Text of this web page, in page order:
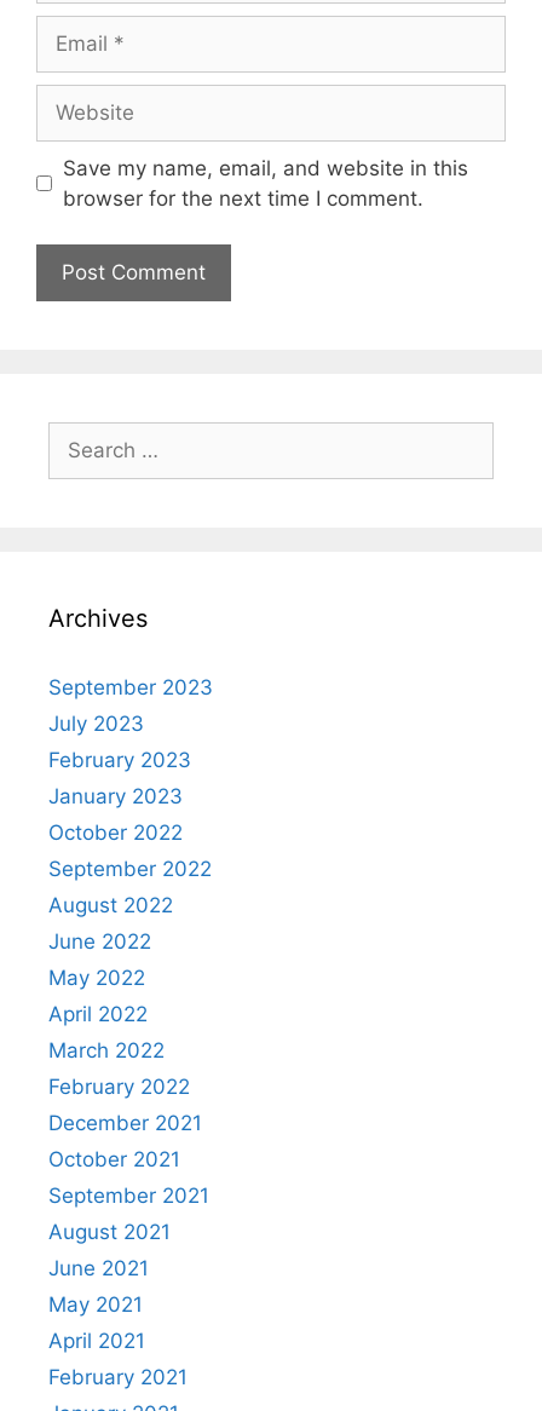
Save my name, email, and website in this
browser for the next time I comment.
Archives
September 2023
July 2023
February 2023
January 2023
October 2022
September 2022
August 2022
June 2022
May 2022
April 2022
March 2022
February 2022
December 2021
October 2021
September 2021
August 2021
June 2021
May 2021
April 2021
February 2021